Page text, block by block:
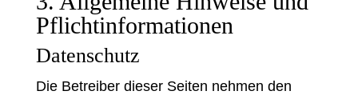
Pflicht­informationen
Datenschutz
Die Betreiber dieser Seiten nehmen den